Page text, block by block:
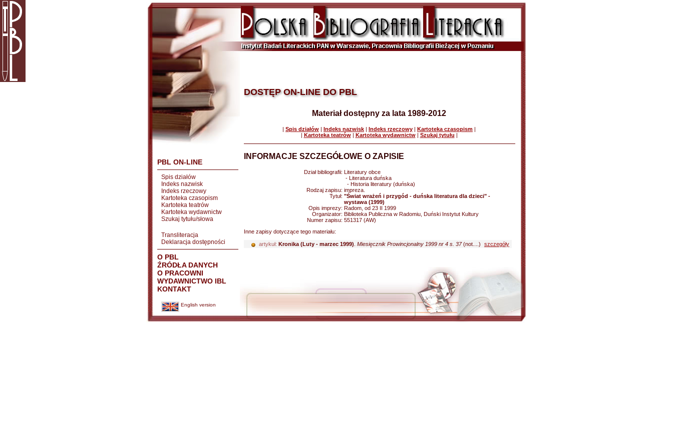
PBL ON-LINE
Spis działów
Indeks nazwisk
Indeks rzeczowy
Kartoteka czasopism
Kartoteka teatrów
Kartoteka wydawnictw
Szukaj tytułu/słowa
Transliteracja
Deklaracja dostępności
O PBL
ŹRÓDŁA DANYCH
O PRACOWNI
WYDAWNICTWO IBL
KONTAKT
English version
DOSTĘP ON-LINE DO PBL
Materiał dostępny za lata 1989-2012
| Spis działów | Indeks nazwisk | Indeks rzeczowy | Kartoteka czasopism |
| Kartoteka teatrów| Kartoteka wydawnictw| Szukaj tytułu |
INFORMACJE SZCZEGÓŁOWE O ZAPISIE
Dział bibliografii: Literatury obce
- Literatura duńska
- Historia literatury (duńska)
Rodzaj zapisu: impreza.
Tytuł: "Świat wrażeń i przygód - duńska literatura dla dzieci" -
wystawa (1999)
Opis imprezy: Radom, od 23 II 1999
Organizator: Biblioteka Publiczna w Radomiu, Duński Instytut Kultury
Numer zapisu: 551317 (AW)
Inne zapisy dotyczące tego materiału:
artykuł: Kronika (Luty - marzec 1999) Miesięcznik Prowincjonalny 1999 nr 4 s. 37(not....) szczegóły